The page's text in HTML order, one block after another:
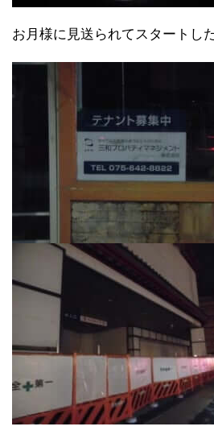
お月様に見送られてスタートし